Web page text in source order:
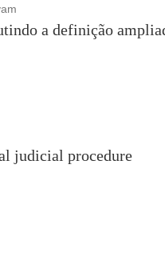
a definição
judicial procedure